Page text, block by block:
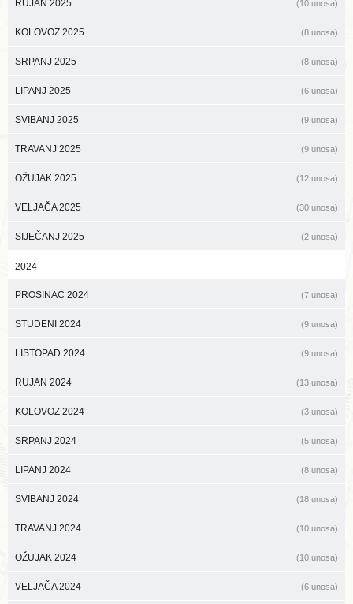
RUJAN 2025 (10 unosa)
KOLOVOZ 2025 (8 unosa)
SRPANJ 2025 (8 unosa)
LIPANJ 2025 (6 unosa)
SVIBANJ 2025 (9 unosa)
TRAVANJ 2025 (9 unosa)
OŽUJAK 2025 (12 unosa)
VELJAČA 2025 (30 unosa)
SIJEČANJ 2025 (2 unosa)
2024
PROSINAC 2024 (7 unosa)
STUDENI 2024 (9 unosa)
LISTOPAD 2024 (9 unosa)
RUJAN 2024 (13 unosa)
KOLOVOZ 2024 (3 unosa)
SRPANJ 2024 (5 unosa)
LIPANJ 2024 (8 unosa)
SVIBANJ 2024 (18 unosa)
TRAVANJ 2024 (10 unosa)
OŽUJAK 2024 (10 unosa)
VELJAČA 2024 (6 unosa)